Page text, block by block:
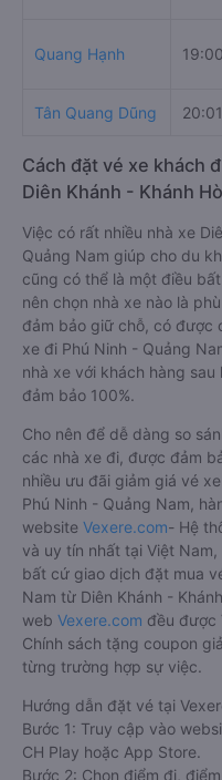
Quang Hạnh
Tân Quang Dũng
Cách đặt vé xe khách
Diên Khánh - Khánh
Việc có rất nhiều nhà xe
Quảng Nam giúp cho du
cũng có thể là một điều
nên chọn nhà xe nào là
đảm bảo giữ chỗ, có được
xe đi Phú Ninh - Quảng
nhà xe với khách hàng
đảm bảo 100%.
Cho nên để dễ dàng so
các nhà xe đi, được đảm
nhiều ưu đãi giảm giá vé
Phú Ninh - Quảng Nam,
website Vexere.com- Hệ
và uy tín nhất tại Việt
bất cứ giao dịch đặt mua
Nam từ Diên Khánh -
web Vexere.com đều được
Chính sách tặng coupon
từng trường hợp sự việc.
Hướng dẫn đặt vé tại
Bước 1: Truy cập vào
CH Play hoặc App Store.
Bước 2: Chọn điểm đi,